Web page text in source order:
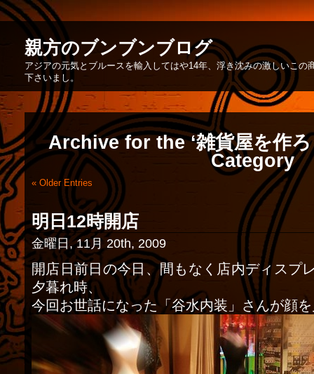
親方のブンブンブログ
アジアの元気とブルースを輸入してはや14年、浮き沈みの激しいこ
下さいまし。
Archive for the ‘雑貨屋を作ろ
Category
« Older Entries
明日12時開店
金曜日, 11月 20th, 2009
開店日前日の今日、間もなく店内ディスプ
夕暮れ時、
今回お世話になった「谷水内装」さんが顔